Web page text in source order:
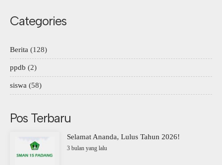
Categories
Berita (128)
ppdb (2)
siswa (58)
Pos Terbaru
Selamat Ananda, Lulus Tahun 2026!
3 bulan yang lalu